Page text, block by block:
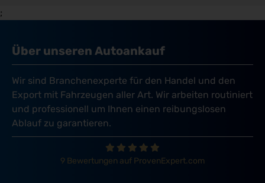
;
Über unseren Autoankauf
Wir sind Branchenexperte für den Handel und den
Export mit Fahrzeugen aller Art. Wir arbeiten routiniert
und professionell um Ihnen einen reibungslosen
Ablauf zu garantieren.
9 Bewertungen auf ProvenExpert.com